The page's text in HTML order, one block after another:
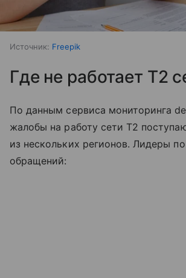
Источник: Freepik
Где не работает T2
По данным сервиса мониторинга
жалобы на работу сети T2
из нескольких регионов. Лидеры
обращений: